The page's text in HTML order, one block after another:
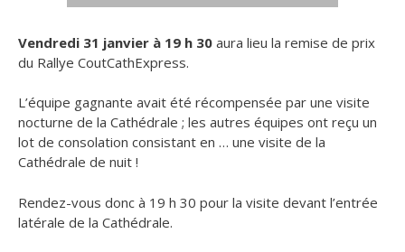
Vendredi 31 janvier à 19 h 30 aura lieu la remise de prix
du Rallye CoutCathExpress.
L’équipe gagnante avait été récompensée par une visite
nocturne de la Cathédrale ; les autres équipes ont reçu un
lot de consolation consistant en … une visite de la
Cathédrale de nuit !
Rendez-vous donc à 19 h 30 pour la visite devant l’entrée
latérale de la Cathédrale.